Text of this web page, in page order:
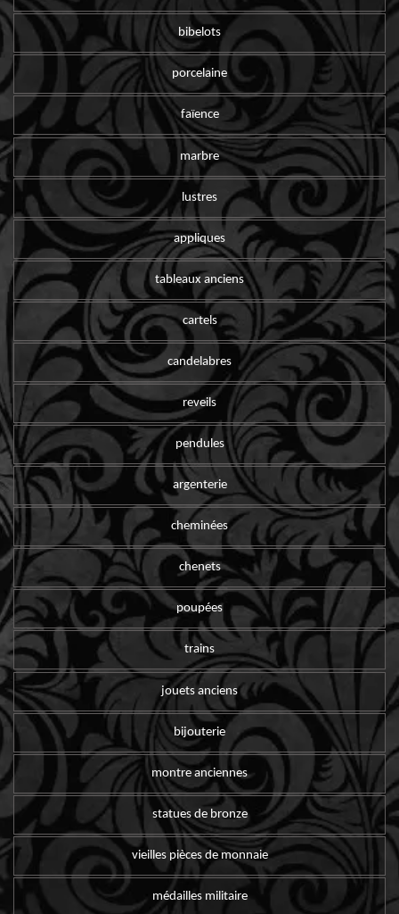
bibelots
porcelaine
faïence
marbre
lustres
appliques
tableaux anciens
cartels
candelabres
reveils
pendules
argenterie
cheminées
chenets
poupées
trains
jouets anciens
bijouterie
montre anciennes
statues de bronze
vieilles pièces de monnaie
médailles militaire